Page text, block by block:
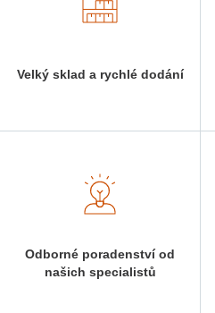
Velký sklad a rychlé dodání
Odborné poradenství od
našich specialistů